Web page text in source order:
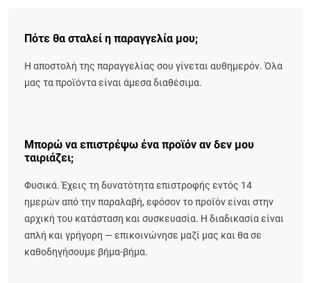
Πότε θα σταλεί η παραγγελία μου;
Η αποστολή της παραγγελίας σου γίνεται αυθημερόν. Όλα
μας τα προϊόντα είναι άμεσα διαθέσιμα.
Μπορώ να επιστρέψω ένα προϊόν αν δεν μου
ταιριάζει;
Φυσικά. Έχεις τη δυνατότητα επιστροφής εντός 14
ημερών από την παραλαβή, εφόσον το προϊόν είναι στην
αρχική του κατάσταση και συσκευασία. Η διαδικασία είναι
απλή και γρήγορη — επικοινώνησε μαζί μας και θα σε
καθοδηγήσουμε βήμα-βήμα.